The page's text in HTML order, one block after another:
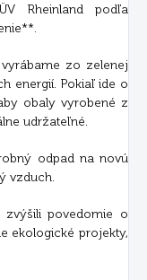
Rheinland podľa
zo zelenej
energií. Pokiaľ ide o
obaly vyrobené z
udržateľné.
odpad na novú
vzduch.
zvýšili povedomie o
ekologické projekty,